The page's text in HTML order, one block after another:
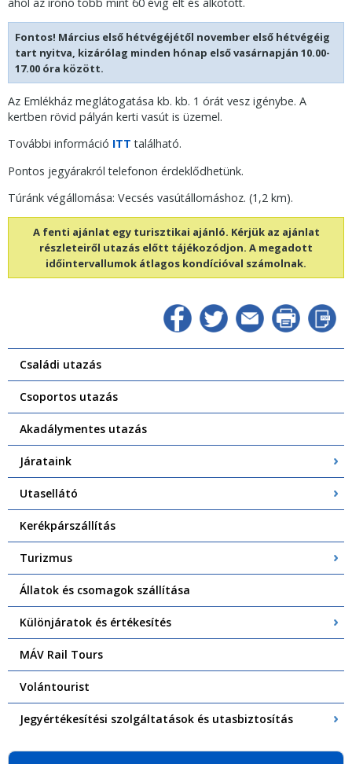
Fontos! Március első hétvégéjétől november első hétvégéig
tart nyitva, kizárólag minden hónap első vasárnapján 10.00-
17.00 óra között.
Az Emlékház meglátogatása kb. kb. 1 órát vesz igénybe. A
kertben rövid pályán kerti vasút is üzemel.
További információ ITT található.
Pontos jegyárakról telefonon érdeklődhetünk.
Túránk végállomása: Vecsés vasútállomáshoz. (1,2 km).
A fenti ajánlat egy turisztikai ajánló. Kérjük az ajánlat
részleteiről utazás előtt tájékozódjon. A megadott
időintervallumok átlagos kondícióval számolnak.
Családi utazás
Csoportos utazás
Akadálymentes utazás
Járataink
Utasellátó
Kerékpárszállítás
Turizmus
Állatok és csomagok szállítása
Különjáratok és értékesítés
MÁV Rail Tours
Volántourist
Jegyértékesítési szolgáltatások és utasbiztosítás